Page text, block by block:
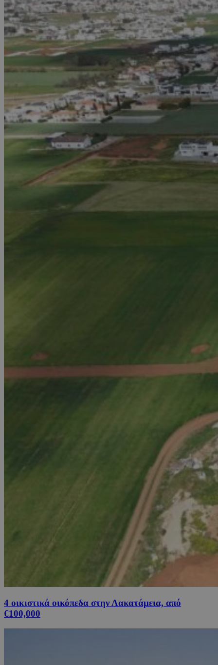
4 οικιστικά οικόπεδα στην Λακατάμεια, από
€100,000